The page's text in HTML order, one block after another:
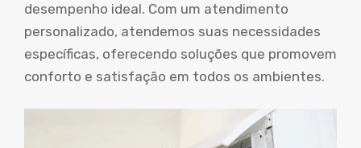
desempenho ideal. Com um atendimento
personalizado, atendemos suas necessidades
específicas, oferecendo soluções que promovem
conforto e satisfação em todos os ambientes.